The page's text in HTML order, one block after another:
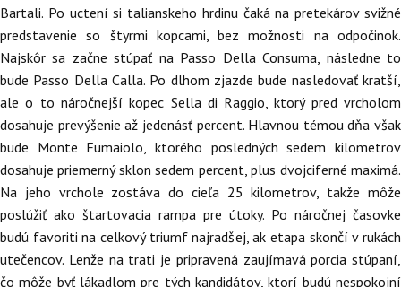
Bartali. Po uctení si talianskeho hrdinu čaká na pretekárov svižné
predstavenie so štyrmi kopcami, bez možnosti na odpočinok.
Najskôr sa začne stúpať na Passo Della Consuma, následne to
bude Passo Della Calla. Po dlhom zjazde bude nasledovať kratší,
ale o to náročnejší kopec Sella di Raggio, ktorý pred vrcholom
dosahuje prevýšenie až jedenásť percent. Hlavnou témou dňa však
bude Monte Fumaiolo, ktorého posledných sedem kilometrov
dosahuje priemerný sklon sedem percent, plus dvojciferné maximá.
Na jeho vrchole zostáva do cieľa 25 kilometrov, takže môže
poslúžiť ako štartovacia rampa pre útoky. Po náročnej časovke
budú favoriti na celkový triumf najradšej, ak etapa skončí v rukách
utečencov. Lenže na trati je pripravená zaujímavá porcia stúpaní,
čo môže byť lákadlom pre tých kandidátov, ktorí budú nespokojní